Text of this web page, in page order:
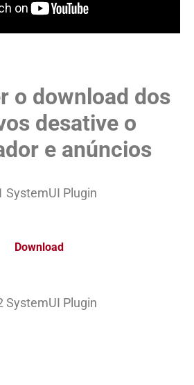
o download dos
desative o
e anúncios
SystemUI Plugin
Download
SystemUI Plugin